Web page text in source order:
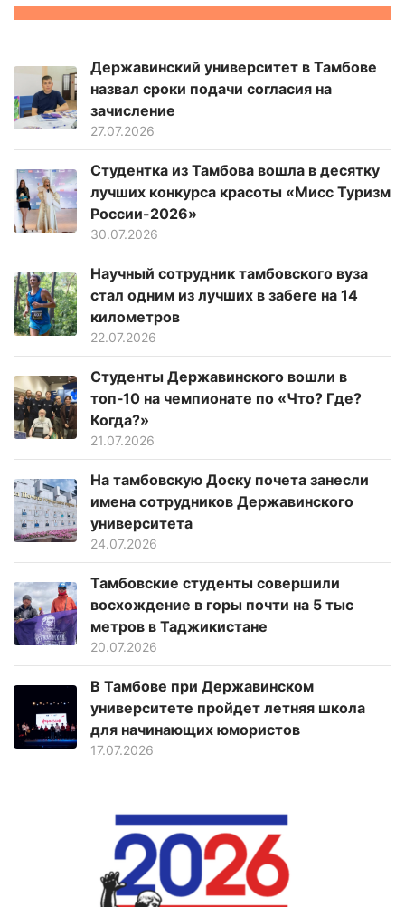
Державинский университет в Тамбове
назвал сроки подачи согласия на
зачисление
27.07.2026
Студентка из Тамбова вошла в десятку
лучших конкурса красоты «Мисс Туризм
России-2026»
30.07.2026
Научный сотрудник тамбовского вуза
стал одним из лучших в забеге на 14
километров
22.07.2026
Студенты Державинского вошли в
топ‑10 на чемпионате по «Что? Где?
Когда?»
21.07.2026
На тамбовскую Доску почета занесли
имена сотрудников Державинского
университета
24.07.2026
Тамбовские студенты совершили
восхождение в горы почти на 5 тыс
метров в Таджикистане
20.07.2026
В Тамбове при Державинском
университете пройдет летняя школа
для начинающих юмористов
17.07.2026